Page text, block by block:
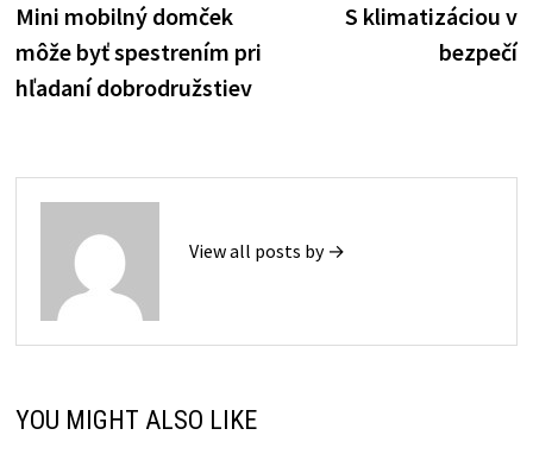
navigationpost:
Mini mobilný domček
môže byť spestrením pri
hľadaní dobrodružstiev
S klimatizáciou v
bezpečí
View all posts by →
YOU MIGHT ALSO LIKE